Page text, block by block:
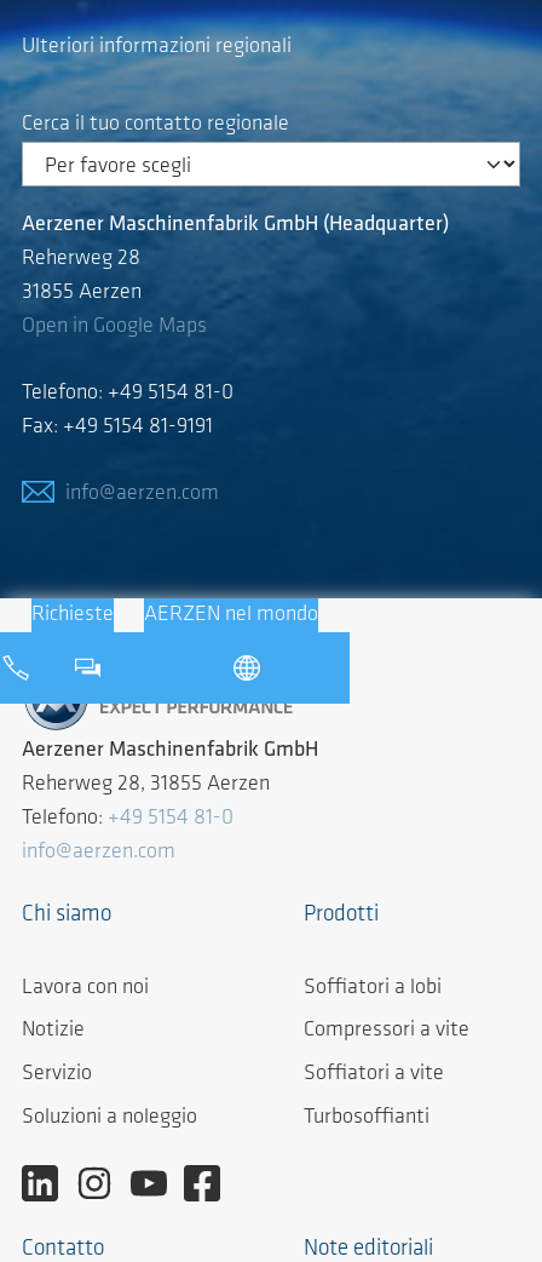
Ulteriori informazioni regionali
Cerca il tuo contatto regionale
Aerzener Maschinenfabrik GmbH (Headquarter)
Reherweg 28
31855 Aerzen
Open in Google Maps
Telefono: +49 5154 81-0
Fax: +49 5154 81-9191
info@aerzen.com
Richieste AERZEN nel mondo
Aerzener Maschinenfabrik GmbH
Reherweg 28, 31855 Aerzen
Telefono: +49 5154 81-0
info@aerzen.com
Chi siamo
Lavora con noi
Notizie
Servizio
Soluzioni a noleggio
Prodotti
Soffiatori a lobi
Compressori a vite
Soffiatori a vite
Turbosoffianti
Contatto Note editoriali